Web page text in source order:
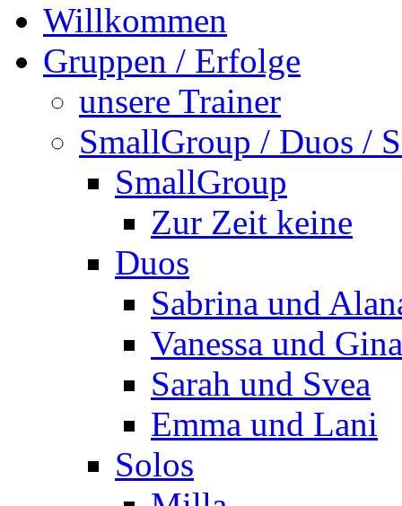
Willkommen
Gruppen / Erfolge
unsere Trainer
SmallGroup / Duos /
SmallGroup
Zur Zeit keine
Duos
Sabrina und
Vanessa und Gina
Sarah und Svea
Emma und Lani
Solos